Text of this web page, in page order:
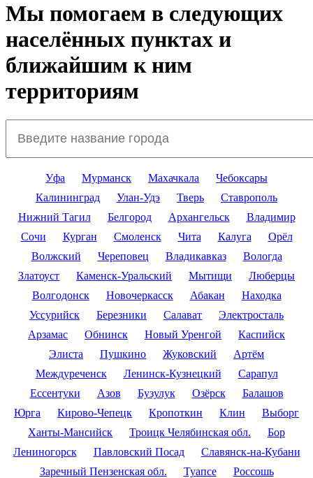
Мы помогаем в следующих
населённых пунктах и
ближайшим к ним
территориям
Уфа Мурманск Махачкала
Чебоксары
Калининград
Улан-Удэ Тверь
Ставрополь
Нижний Тагил
Белгород Архангельск
Владимир
Сочи
Курган Смоленск Чита Калуга
Орёл
Волжский
Череповец Владикавказ
Вологда
Златоуст
Каменск-Уральский Мытищи
Люберцы
Волгодонск
Новочеркасск Абакан
Находка
Уссурийск
Березники Салават
Электросталь
Арзамас
Обнинск Новый Уренгой
Каспийск
Элиста
Пушкино Жуковский
Артём
Междуреченск
Ленинск-Кузнецкий
Сарапул
Ессентуки
Азов Бузулук Озёрск
Балашов
Юрга
Кирово-Чепецк Кропоткин Клин
Выборг
Ханты-Мансийск
Троицк Челябинская обл.
Бор
Лениногорск
Павловский Посад
Славянск-на-Кубани
Заречный Пензенская обл.
Туапсе Россошь